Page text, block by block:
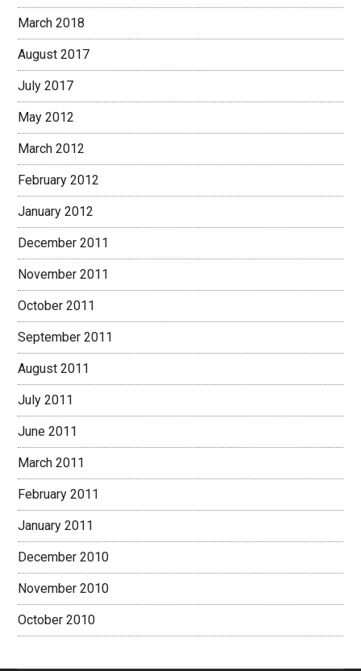
March 2018
August 2017
July 2017
May 2012
March 2012
February 2012
January 2012
December 2011
November 2011
October 2011
September 2011
August 2011
July 2011
June 2011
March 2011
February 2011
January 2011
December 2010
November 2010
October 2010